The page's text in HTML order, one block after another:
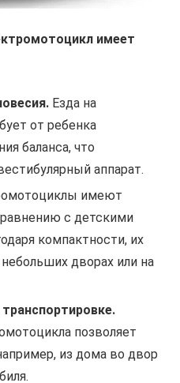
имеет
Езда на
от ребенка
баланса, что
аппарат.
имеют
с детскими
компактности, их
дворах или на
позволяет
из дома во двор